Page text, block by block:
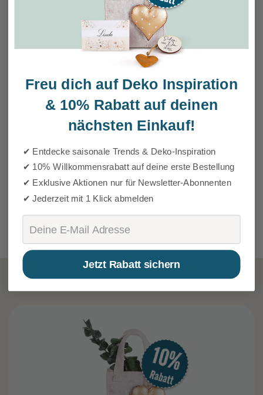
Freu dich auf Deko Inspiration
& 10% Rabatt auf deinen
nächsten Einkauf!
✔ Entdecke saisonale Trends & Deko-Inspiration
✔ 10% Willkommensrabatt auf deine erste Bestellung
✔ Exklusive Aktionen nur für Newsletter-Abonnenten
✔ Jederzeit mit 1 Klick abmelden
Jetzt Rabatt sichern